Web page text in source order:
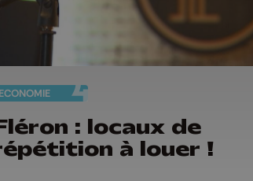
ECONOMIE
: locaux de
à louer !